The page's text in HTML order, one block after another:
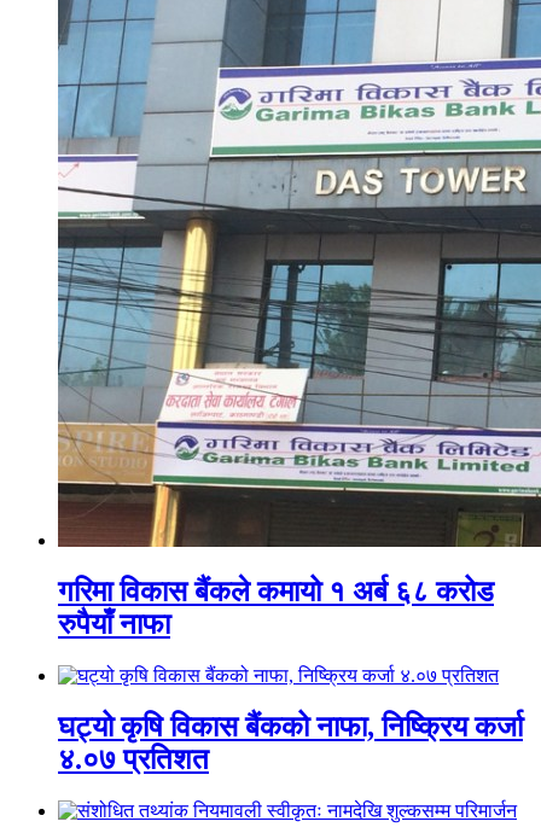
गरिमा विकास बैंकले कमायो १ अर्ब ६८ करोड
रुपैयाँ नाफा
घट्यो कृषि विकास बैंकको नाफा, निष्क्रिय कर्जा
४.०७ प्रतिशत